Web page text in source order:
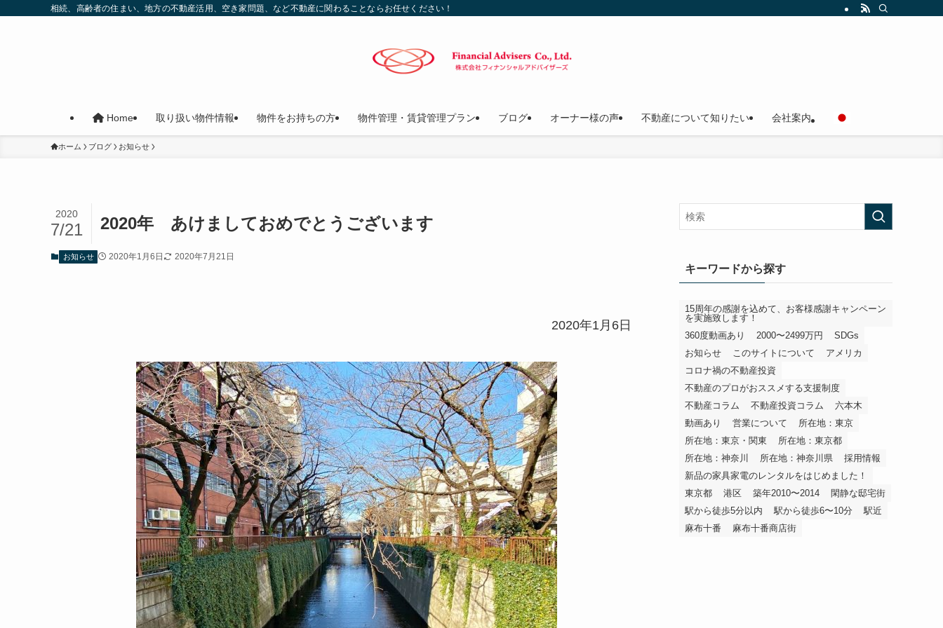
相続、高齢者の住まい、地方の不動産活用、空き家問題、など不動産に関わることならお任せください！
Home 取り扱い物件情報 物件をお持ちの方 物件管理・賃貸管理プラン ブログ オーナー様の声 不動産について知りたい 会社案内
ホーム ブログ お知らせ
2020年 あけましておめでとうございます
2020
7/21
お知らせ 2020年1月6日 2020年7月21日
2020年1月6日
キーワードから探す
15周年の感謝を込めて、お客様感謝キャンペーン
を実施致します！
360度動画あり
2000〜2499万円
SDGs
お知らせ
このサイトについて
アメリカ
コロナ禍の不動産投資
不動産のプロがおススメする支援制度
不動産コラム
不動産投資コラム
六本木
動画あり
営業について
所在地：東京
所在地：東京・関東
所在地：東京都
所在地：神奈川
所在地：神奈川県
採用情報
新品の家具家電のレンタルをはじめました！
東京都
港区 築年2010〜2014
閑静な邸宅街
駅から徒歩5分以内
駅から徒歩6〜10分
駅近
麻布十番
麻布十番商店街